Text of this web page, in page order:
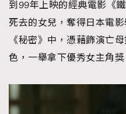
到99年上映的經典電影《
死去的女兒，奪得日本電
《秘密》中，憑藉飾演亡
色，一舉拿下優秀女主角獎